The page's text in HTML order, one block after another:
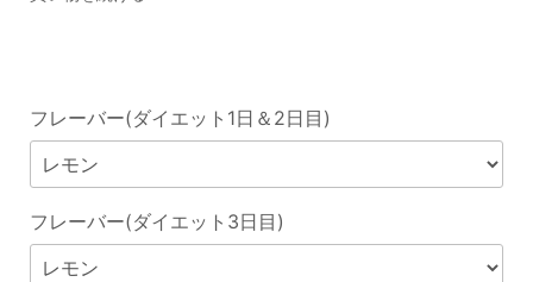
フレーバー(ダイエット1日＆2日目)
フレーバー(ダイエット3日目)